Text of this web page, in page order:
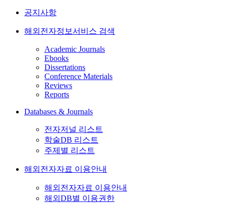
공지사항
해외전자정보서비스 검색
Academic Journals
Ebooks
Dissertations
Conference Materials
Reviews
Reports
Databases & Journals
전자저널 리스트
학술DB 리스트
주제별 리스트
해외전자자료 이용안내
해외전자자료 이용안내
해외DB별 이용권한